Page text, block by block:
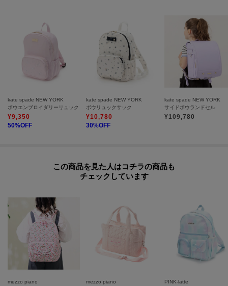
kate spade NEW YORK
ボウエンブロイダリーリュック
¥9,350
50%OFF
kate spade NEW YORK
ボウリュックサック
¥10,780
30%OFF
kate spade NEW YORK
サイドボウランドセル
¥109,780
この商品を見た人はコチラの商品も
チェックしています
mezzo piano
mezzo piano
PINK-latte